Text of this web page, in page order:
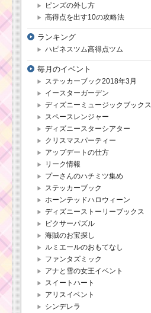
ピンズの外し方
高得点を出す10の攻略法
ランキング
ハピネスツム高得点ツム
毎月のイベント
ステッカーブック2018年3月
イースターガーデン
ディズニーミュージックブックス
スペースレンジャー
ディズニースターシアター
クリスマスパーティー
アップデートの仕方
リーク情報
プーさんのハチミツ集め
ステッカーブック
ホーンテッドハロウィーン
ディズニーストーリーブックス
ピクサーパズル
海賊のお宝探し
ルミエールのおもてなし
ファンタズミック
アナと雪の女王イベント
スイートハート
アリスイベント
シンデレラ